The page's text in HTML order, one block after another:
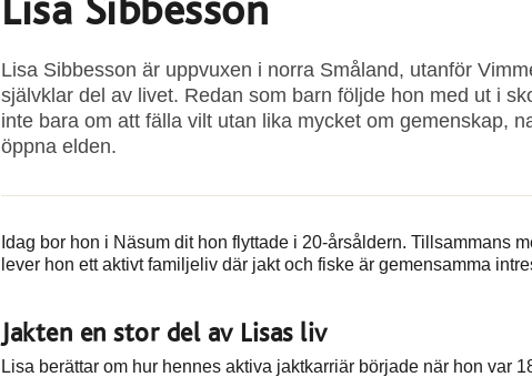
Lisa Sibbesson
Lisa Sibbesson är uppvuxen i norra Småland, utanför
självklar del av livet. Redan som barn följde hon med ut i
inte bara om att fälla vilt utan lika mycket om gemenskap,
öppna elden.
Idag bor hon i Näsum dit hon flyttade i 20-årsåldern. Tillsammans
lever hon ett aktivt familjeliv där jakt och fiske är gemensamma
Jakten en stor del av Lisas liv
Lisa berättar om hur hennes aktiva jaktkarriär började när hon var